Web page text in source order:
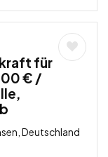
für
€ /
Deutschland